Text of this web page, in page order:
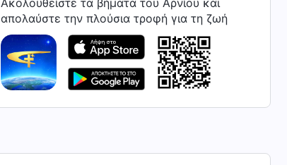
6:51
Άνθρωποι απ’ όλο τον κόσμο
μαθαίνουν Κινέζικα |
Απαγγελία και Χορωδία:
Δώστε προσοχή στη μοίρα
της ανθρωπότητας | Φωνές
δοξολογίας 2026
Ευαγγελική χορωδία «Το
όνομα του Θεού θα
εξυμνηθεί σίγουρα ως μέγα
Ακολουθείστε τα βήματα του Αρνίου και
απολαύστε την πλούσια τροφή για τη ζωή